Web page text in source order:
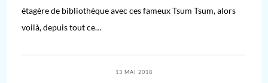
étagère de bibliothèque avec ces fameux Tsum Tsum, alors
voilà, depuis tout ce…
13 MAI 2018